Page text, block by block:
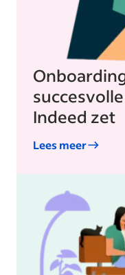
Indeed zet
Lees meer